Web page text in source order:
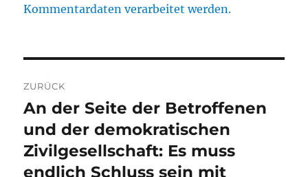
Kommentardaten verarbeitet werden.
ZURÜCK
Vorheriger
Beitrag:
An der Seite der Betroffenen
und der demokratischen
Zivilgesellschaft: Es muss
endlich Schluss sein mit